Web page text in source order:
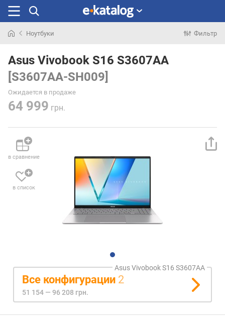
раньше
Ноутбуки Фильтр
Asus Vivobook S16 S3607AA
[S3607AA-SH009]
Ожидается в продаже
64 999 грн.
в сравнение
в список
Asus Vivobook S16 S3607AA
Все конфигурации 2
51 154 — 96 208 грн.